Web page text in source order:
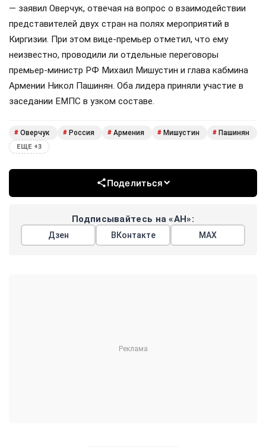
— заявил Оверчук, отвечая на вопрос о взаимодействии
представителей двух стран на полях мероприятий в
Киргизии. При этом вице-премьер отметил, что ему
неизвестно, проводили ли отдельные переговоры
премьер-министр РФ Михаил Мишустин и глава кабмина
Армении Никол Пашинян. Оба лидера приняли участие в
заседании ЕМПС в узком составе.
# Оверчук # Россия # Армения # Мишустин # Пашинян
ЕЩЕ +3
Поделиться
Подписывайтесь на «АН»:
Дзен ВКонтакте МАХ